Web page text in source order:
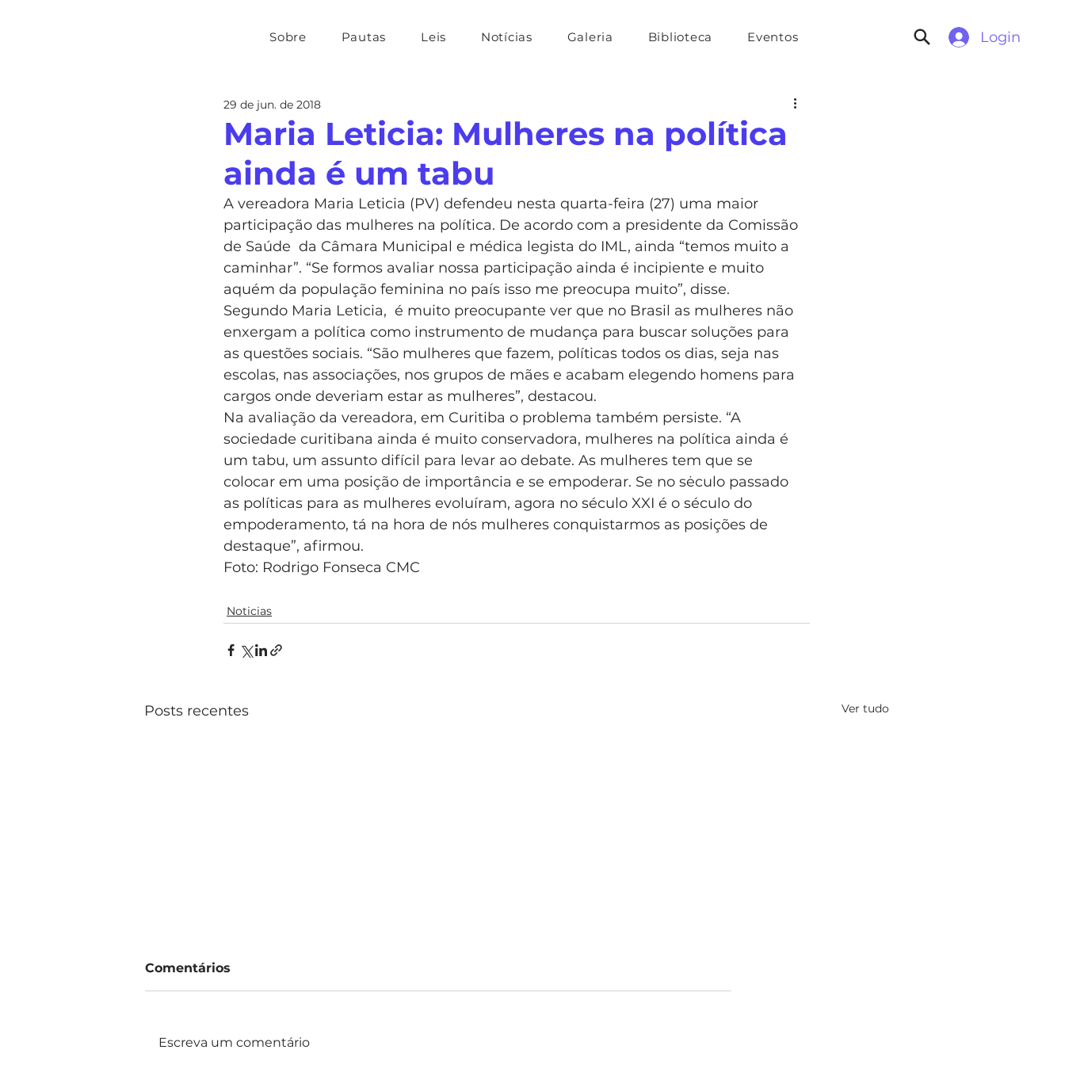
Sobre Pautas Leis Notícias Galeria Biblioteca Eventos Login
Maria Leticia: Mulheres na política
ainda é um tabu
29 de jun. de 2018
A vereadora Maria Leticia (PV) defendeu nesta quarta-feira (27) uma maior
participação das mulheres na política. De acordo com a presidente da Comissão
de Saúde  da Câmara Municipal e médica legista do IML, ainda “temos muito a
caminhar”. “Se formos avaliar nossa participação ainda é incipiente e muito
aquém da população feminina no país isso me preocupa muito”, disse.
Segundo Maria Leticia,  é muito preocupante ver que no Brasil as mulheres não
enxergam a política como instrumento de mudança para buscar soluções para
as questões sociais. “São mulheres que fazem, políticas todos os dias, seja nas
escolas, nas associações, nos grupos de mães e acabam elegendo homens para
cargos onde deveriam estar as mulheres”, destacou.
Na avaliação da vereadora, em Curitiba o problema também persiste. “A
sociedade curitibana ainda é muito conservadora, mulheres na política ainda é
um tabu, um assunto difícil para levar ao debate. As mulheres tem que se
colocar em uma posição de importância e se empoderar. Se no sėculo passado
as políticas para as mulheres evoluíram, agora no século XXI é o século do
empoderamento, tá na hora de nós mulheres conquistarmos as posições de
destaque”, afirmou.
Foto: Rodrigo Fonseca CMC
Noticias
Posts recentes Ver tudo
Comentários
Escreva um comentário